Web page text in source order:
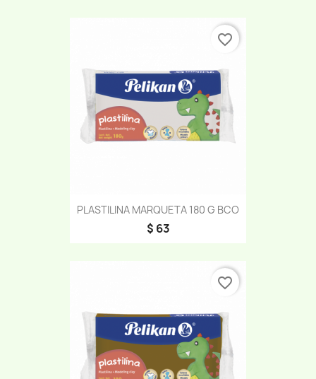
PLASTILINA MARQUETA 180 G BCO
$ 63
favorite_border
favorite_border